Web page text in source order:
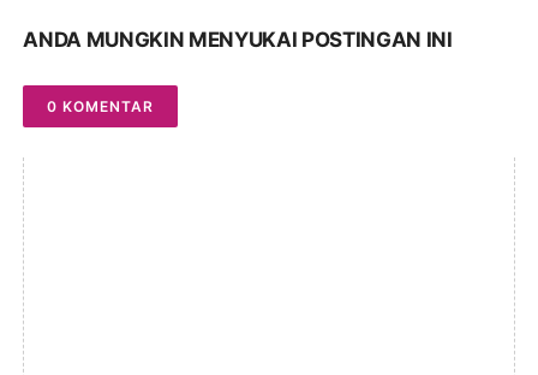
ANDA MUNGKIN MENYUKAI POSTINGAN INI
0 KOMENTAR